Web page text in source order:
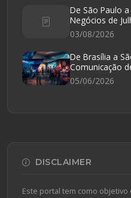
De São Paulo
Negócios de
03/08/2026
De Brasília a
Comunicação
05/06/2026
DISCLAIMER
Este portal tem como objetivo